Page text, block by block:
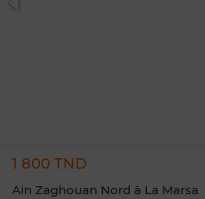
1 800 TND
Ain Zaghouan Nord à La Marsa